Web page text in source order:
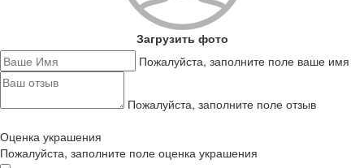
Загрузить фото
Пожалуйста, заполните поле ваше имя
Пожалуйста, заполните поле отзыв
Оценка украшения
Пожалуйста, заполните поле оценка украшения